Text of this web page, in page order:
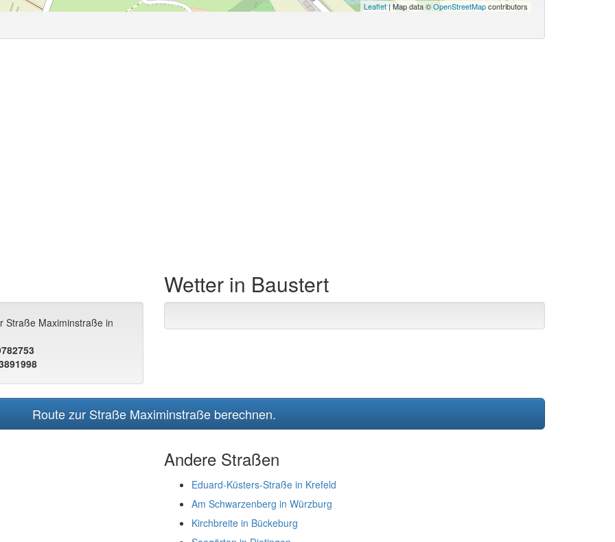
Leaflet | Map data ©OpenStreetMapcontributors
Straße Maximinstraße in
Wetter in Baustert
Route zur Straße Maximinstraße berechnen.
Andere Straßen
Eduard-Küsters-Straße in Krefeld
Am Schwarzenberg in Würzburg
Kirchbreite in Bückeburg